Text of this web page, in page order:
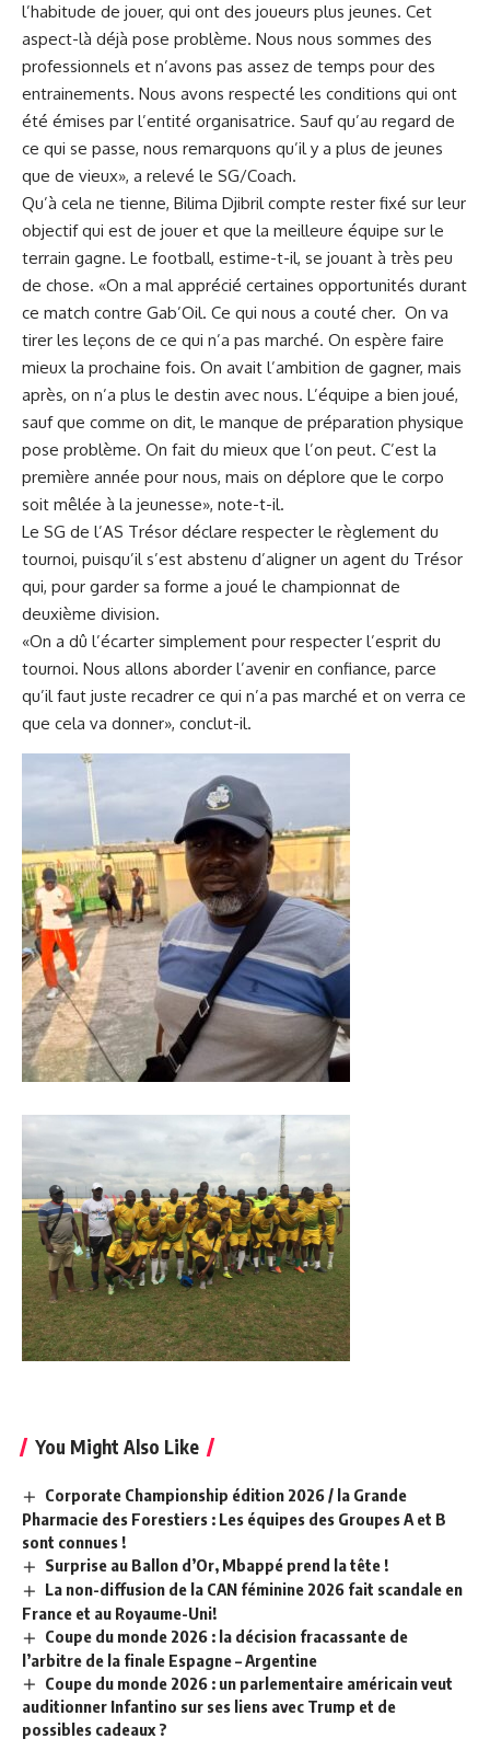
l’habitude de jouer, qui ont des joueurs plus jeunes. Cet
aspect-là déjà pose problème. Nous nous sommes des
professionnels et n’avons pas assez de temps pour des
entrainements. Nous avons respecté les conditions qui ont
été émises par l’entité organisatrice. Sauf qu’au regard de
ce qui se passe, nous remarquons qu’il y a plus de jeunes
que de vieux», a relevé le SG/Coach.
Qu’à cela ne tienne, Bilima Djibril compte rester fixé sur leur
objectif qui est de jouer et que la meilleure équipe sur le
terrain gagne. Le football, estime-t-il, se jouant à très peu
de chose. «On a mal apprécié certaines opportunités durant
ce match contre Gab’Oil. Ce qui nous a couté cher. On va
tirer les leçons de ce qui n’a pas marché. On espère faire
mieux la prochaine fois. On avait l’ambition de gagner, mais
après, on n’a plus le destin avec nous. L’équipe a bien joué,
sauf que comme on dit, le manque de préparation physique
pose problème. On fait du mieux que l’on peut. C’est la
première année pour nous, mais on déplore que le corpo
soit mêlée à la jeunesse», note-t-il.
Le SG de l’AS Trésor déclare respecter le règlement du
tournoi, puisqu’il s’est abstenu d’aligner un agent du Trésor
qui, pour garder sa forme a joué le championnat de
deuxième division.
«On a dû l’écarter simplement pour respecter l’esprit du
tournoi. Nous allons aborder l’avenir en confiance, parce
qu’il faut juste recadrer ce qui n’a pas marché et on verra ce
que cela va donner», conclut-il.
You Might Also Like
Corporate Championship édition 2026 / la Grande
Pharmacie des Forestiers : Les équipes des Groupes A et B
sont connues !
Surprise au Ballon d’Or, Mbappé prend la tête !
La non-diffusion de la CAN féminine 2026 fait scandale en
France et au Royaume-Uni!
Coupe du monde 2026 : la décision fracassante de
l’arbitre de la finale Espagne – Argentine
Coupe du monde 2026 : un parlementaire américain veut
auditionner Infantino sur ses liens avec Trump et de
possibles cadeaux ?